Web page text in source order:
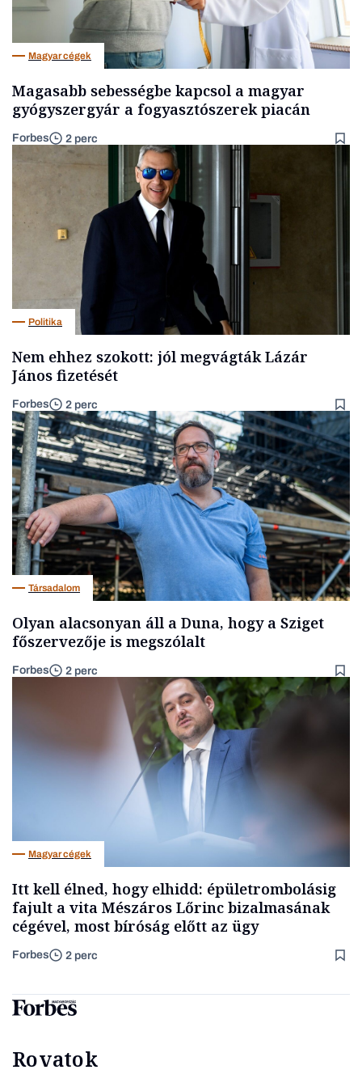
Magyar cégek
Magasabb sebességbe kapcsol a magyar
gyógyszergyár a fogyasztószerek piacán
Forbes 2 perc
Politika
Nem ehhez szokott: jól megvágták Lázár
János fizetését
Forbes 2 perc
Társadalom
Olyan alacsonyan áll a Duna, hogy a Sziget
főszervezője is megszólalt
Forbes 2 perc
Magyar cégek
Itt kell élned, hogy elhidd: épületrombolásig
fajult a vita Mészáros Lőrinc bizalmasának
cégével, most bíróság előtt az ügy
Forbes 2 perc
Rovatok